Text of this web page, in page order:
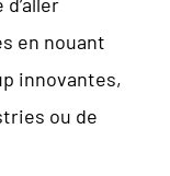
en nouant
innovantes,
ou de